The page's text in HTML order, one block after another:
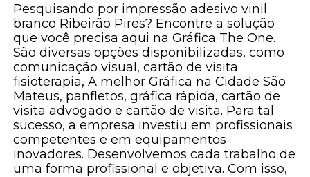
Pesquisando por impressão adesivo vinil
branco Ribeirão Pires? Encontre a solução
que você precisa aqui na Gráfica The One.
São diversas opções disponibilizadas, como
comunicação visual, cartão de visita
fisioterapia, A melhor Gráfica na Cidade São
Mateus, panfletos, gráfica rápida, cartão de
visita advogado e cartão de visita. Para tal
sucesso, a empresa investiu em profissionais
competentes e em equipamentos
inovadores. Desenvolvemos cada trabalho de
uma forma profissional e objetiva. Com isso,